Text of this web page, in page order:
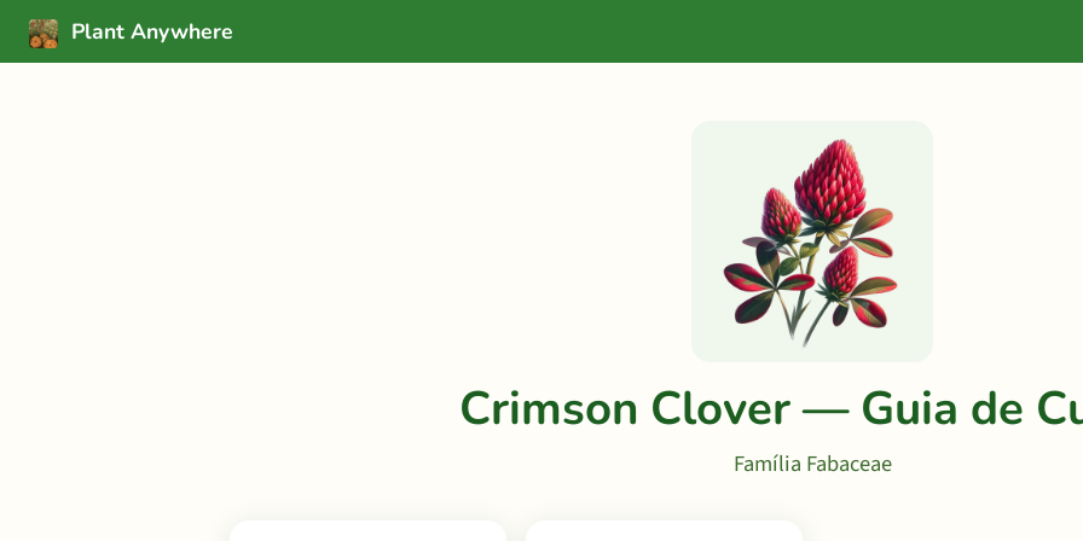
Plant Anywhere
Crimson Clover — Guia de
Família Fabaceae